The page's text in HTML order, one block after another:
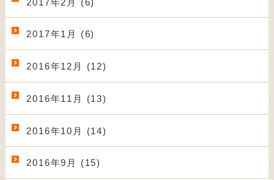
2017年1月 (6)
2016年12月 (12)
2016年11月 (13)
2016年10月 (14)
2016年9月 (15)